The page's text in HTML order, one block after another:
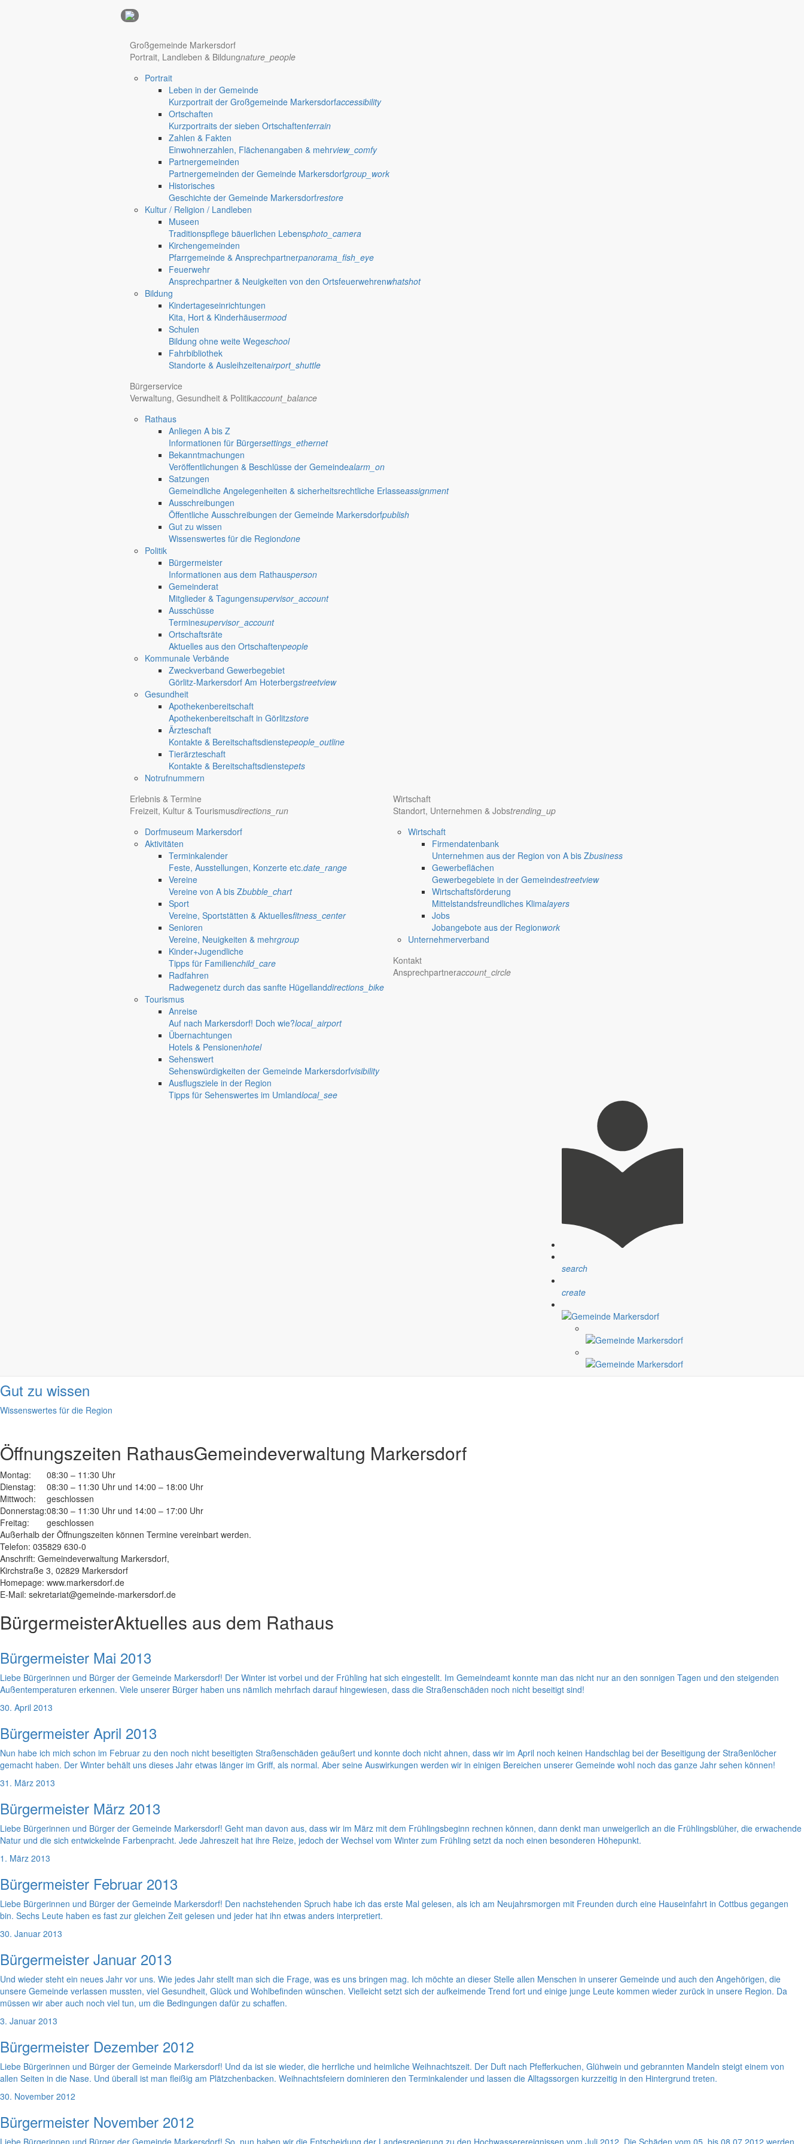
Hotel Nürnberg
Regional werben auf markersdorf.de! anzeigen@gemeinde-markersdorf.de
Großgemeinde Markersdorf
Portrait, Landleben & Bildungnature_people
Portrait
Leben in der Gemeinde
Kurzportrait der Großgemeinde Markersdorfaccessibility
Ortschaften
Kurzportraits der sieben Ortschaftenterrain
Zahlen & Fakten
Einwohnerzahlen, Flächenangaben & mehrview_comfy
Partnergemeinden
Partnergemeinden der Gemeinde Markersdorfgroup_work
Historisches
Geschichte der Gemeinde Markersdorfrestore
Kultur / Religion / Landleben
Museen
Traditionspflege bäuerlichen Lebensphoto_camera
Kirchengemeinden
Pfarrgemeinde & Ansprechpartnerpanorama_fish_eye
Feuerwehr
Ansprechpartner & Neuigkeiten von den Ortsfeuerwehrenwhatshot
Bildung
Kindertageseinrichtungen
Kita, Hort & Kinderhäusermood
Schulen
Bildung ohne weite Wegeschool
Fahrbibliothek
Standorte & Ausleihzeitenairport_shuttle
Bürgerservice
Verwaltung, Gesundheit & Politikaccount_balance
Rathaus
Anliegen A bis Z
Informationen für Bürgersettings_ethernet
Bekanntmachungen
Veröffentlichungen & Beschlüsse der Gemeindealarm_on
Satzungen
Gemeindliche Angelegenheiten & sicherheitsrechtliche Erlasseassignment
Ausschreibungen
Öffentliche Ausschreibungen der Gemeinde Markersdorfpublish
Gut zu wissen
Wissenswertes für die Regiondone
Politik
Bürgermeister
Informationen aus dem Rathausperson
Gemeinderat
Mitglieder & Tagungensupervisor_account
Ausschüsse
Terminesupervisor_account
Ortschaftsräte
Aktuelles aus den Ortschaftenpeople
Kommunale Verbände
Zweckverband Gewerbegebiet
Görlitz-Markersdorf Am Hoterbergstreetview
Gesundheit
Apothekenbereitschaft
Apothekenbereitschaft in Görlitzstore
Ärzteschaft
Kontakte & Bereitschaftsdienstepeople_outline
Tierärzteschaft
Kontakte & Bereitschaftsdienstepets
Notrufnummern
Erlebnis & Termine
Freizeit, Kultur & Tourismusdirections_run
Dorfmuseum Markersdorf
Aktivitäten
Terminkalender
Feste, Ausstellungen, Konzerte etc.date_range
Vereine
Vereine von A bis Zbubble_chart
Sport
Vereine, Sportstätten & Aktuellesfitness_center
Senioren
Vereine, Neuigkeiten & mehrgroup
Kinder+Jugendliche
Tipps für Familienchild_care
Radfahren
Radwegenetz durch das sanfte Hügellanddirections_bike
Tourismus
Anreise
Auf nach Markersdorf! Doch wie?local_airport
Übernachtungen
Hotels & Pensionenhotel
Sehenswert
Sehenswürdigkeiten der Gemeinde Markersdorfvisibility
Ausflugsziele in der Region
Tipps für Sehenswertes im Umlandlocal_see
Wirtschaft
Standort, Unternehmen & Jobstrending_up
Wirtschaft
Firmendatenbank
Unternehmen aus der Region von A bis Zbusiness
Gewerbeflächen
Gewerbegebiete in der Gemeindestreetview
Wirtschaftsförderung
Mittelstandsfreundliches Klimalayers
Jobs
Jobangebote aus der Regionwork
Unternehmerverband
Kontakt
Ansprechpartneraccount_circle
search
create
Deutsch-Paulsdorf
Jauernick-Buschbach
Früher musste man wegen jeder Angelegenheit “uff de Gemeende”, heute stellt das Rathaus Markersdorf viele Informationen online bereit. Ansprechpartner, Öffnungszeiten und Informationen zu
Satzungen
Verfahrensvorschriften und Gebühren
Gut zu wissen
Wissenswertes für die Region
Öffnungszeiten RathausGemeindeverwaltung Markersdorf
Montag:
08:30 – 11:30 Uhr
Dienstag:
08:30 – 11:30 Uhr und 14:00 – 18:00 Uhr
Mittwoch:
geschlossen
Donnerstag:08:30 – 11:30 Uhr und 14:00 – 17:00 Uhr
Freitag:
geschlossen
Außerhalb der Öffnungszeiten können Termine vereinbart werden.
Telefon: 035829 630-0
Anschrift: Gemeindeverwaltung Markersdorf,
Kirchstraße 3, 02829 Markersdorf
Homepage: www.markersdorf.de
E-Mail: sekretariat@gemeinde-markersdorf.de
BürgermeisterAktuelles aus dem Rathaus
Bürgermeister Mai 2013
Liebe Bürgerinnen und Bürger der Gemeinde Markersdorf! Der Winter ist vorbei und der Frühling hat sich eingestellt. Im Gemeindeamt konnte man das nicht nur an den sonnigen Tagen und den steigenden
Außentemperaturen erkennen. Viele unserer Bürger haben uns nämlich mehrfach darauf hingewiesen, dass die Straßenschäden noch nicht beseitigt sind!
30. April 2013
Bürgermeister April 2013
Nun habe ich mich schon im Februar zu den noch nicht beseitigten Straßenschäden geäußert und konnte doch nicht ahnen, dass wir im April noch keinen Handschlag bei der Beseitigung der Straßenlöcher
gemacht haben. Der Winter behält uns dieses Jahr etwas länger im Griff, als normal. Aber seine Auswirkungen werden wir in einigen Bereichen unserer Gemeinde wohl noch das ganze Jahr sehen können!
31. März 2013
Bürgermeister März 2013
Liebe Bürgerinnen und Bürger der Gemeinde Markersdorf! Geht man davon aus, dass wir im März mit dem Frühlingsbeginn rechnen können, dann denkt man unweigerlich an die Frühlingsblüher, die erwachende
Natur und die sich entwickelnde Farbenpracht. Jede Jahreszeit hat ihre Reize, jedoch der Wechsel vom Winter zum Frühling setzt da noch einen besonderen Höhepunkt.
1. März 2013
Bürgermeister Februar 2013
Liebe Bürgerinnen und Bürger der Gemeinde Markersdorf! Den nachstehenden Spruch habe ich das erste Mal gelesen, als ich am Neujahrsmorgen mit Freunden durch eine Hauseinfahrt in Cottbus gegangen
bin. Sechs Leute haben es fast zur gleichen Zeit gelesen und jeder hat ihn etwas anders interpretiert.
30. Januar 2013
Bürgermeister Januar 2013
Und wieder steht ein neues Jahr vor uns. Wie jedes Jahr stellt man sich die Frage, was es uns bringen mag. Ich möchte an dieser Stelle allen Menschen in unserer Gemeinde und auch den Angehörigen, die
unsere Gemeinde verlassen mussten, viel Gesundheit, Glück und Wohlbefinden wünschen. Vielleicht setzt sich der aufkeimende Trend fort und einige junge Leute kommen wieder zurück in unsere Region. Da
müssen wir aber auch noch viel tun, um die Bedingungen dafür zu schaffen.
3. Januar 2013
Bürgermeister Dezember 2012
Liebe Bürgerinnen und Bürger der Gemeinde Markersdorf! Und da ist sie wieder, die herrliche und heimliche Weihnachtszeit. Der Duft nach Pfefferkuchen, Glühwein und gebrannten Mandeln steigt einem von
allen Seiten in die Nase. Und überall ist man fleißig am Plätzchenbacken. Weihnachtsfeiern dominieren den Terminkalender und lassen die Alltagssorgen kurzzeitig in den Hintergrund treten.
30. November 2012
Bürgermeister November 2012